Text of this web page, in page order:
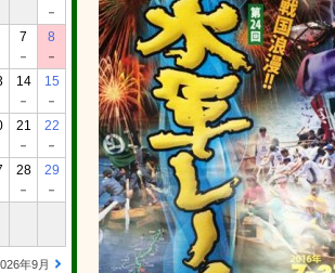
－
7
－
8
－
14
－
15
－
21
－
22
－
28
－
29
－
年9月